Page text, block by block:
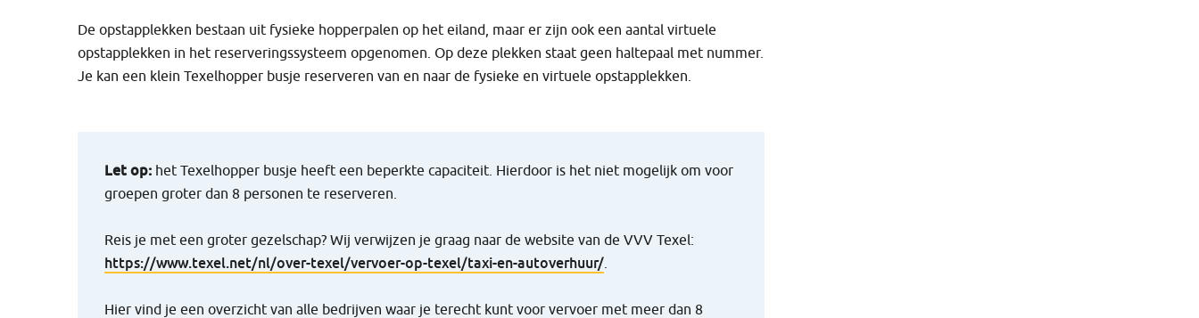
De opstapplekken bestaan uit fysieke hopperpalen op het eiland, maar er zijn ook een aantal virtuele
opstapplekken in het reserveringssysteem opgenomen. Op deze plekken staat geen haltepaal met nummer.
Je kan een klein Texelhopper busje reserveren van en naar de fysieke en virtuele opstapplekken.
Let op: het Texelhopper busje heeft een beperkte capaciteit. Hierdoor is het niet mogelijk om voor
groepen groter dan 8 personen te reserveren.
Reis je met een groter gezelschap? Wij verwijzen je graag naar de website van de VVV Texel:
https://www.texel.net/nl/over-texel/vervoer-op-texel/taxi-en-autoverhuur/
Hier vind je een overzicht van alle bedrijven waar je terecht kunt voor vervoer met meer dan 8